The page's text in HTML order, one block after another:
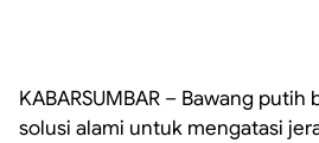
KABARSUMBAR – Bawang
solusi alami untuk mengatasi